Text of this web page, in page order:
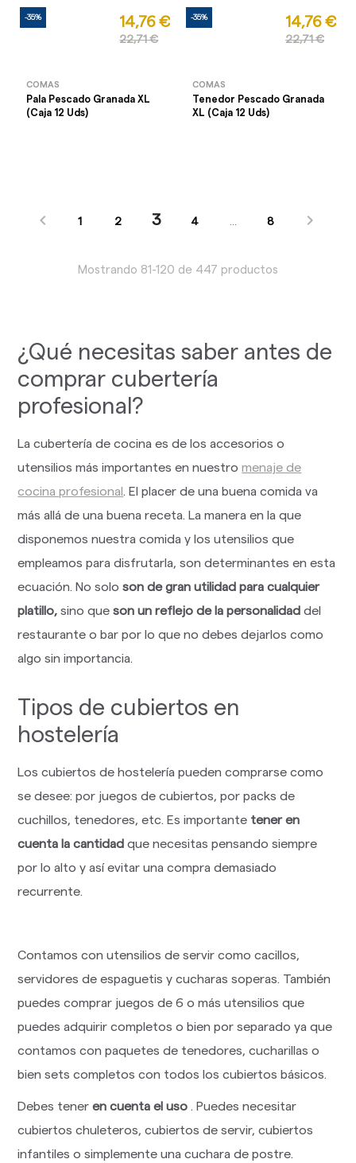
-35% 14,76 €
22,71 €
COMAS
Pala Pescado Granada XL
(Caja 12 Uds)
-35% 14,76 €
22,71 €
COMAS
Tenedor Pescado Granada
XL (Caja 12 Uds)
 1 2 3 4 8 
Mostrando 81-120 de 447 productos
¿Qué necesitas saber antes de
comprar cubertería
profesional?
La cubertería de cocina es de los accesorios o
utensilios más importantes en nuestromenaje de
cocina profesional. El placer de una buena comida va
más allá de una buena receta. La manera en la que
disponemos nuestra comida y los utensilios que
empleamos para disfrutarla, son determinantes en esta
ecuación. No soloson de gran utilidad para cualquier
platillo, sino queson un reflejo de la personalidad del
restaurante o bar por lo que no debes dejarlos como
algo sin importancia.
Tipos de cubiertos en
hostelería
Los cubiertos de hostelería pueden comprarse como
se desee: por juegos de cubiertos, por packs de
cuchillos, tenedores, etc. Es importante tener en
cuenta la cantidad que necesitas pensando siempre
por lo alto y así evitar una compra demasiado
recurrente.
Contamos con utensilios de servir como cacillos,
servidores de espaguetis y cucharas soperas. También
puedes comprar juegos de 6 o más utensilios que
puedes adquirir completos o bien por separado ya que
contamos con paquetes de tenedores, cucharillas o
bien sets completos con todos los cubiertos básicos.
Debes teneren cuenta el uso . Puedes necesitar
cubiertos chuleteros, cubiertos de servir, cubiertos
infantiles o simplemente una cuchara de postre.